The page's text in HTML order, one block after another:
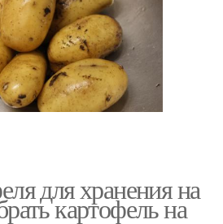
для хранения на
картофель на